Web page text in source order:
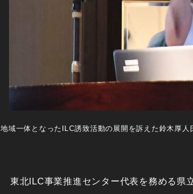
地域一体となったILC誘致活動の展開を訴えた鈴木厚人
東北ILC事業推進センター代表を務める県